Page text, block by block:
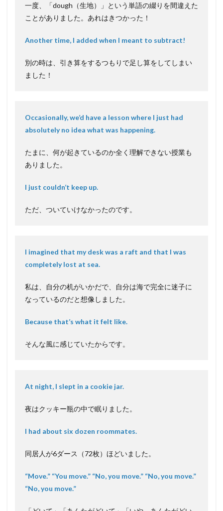
一度、「dough（生地）」という単語の綴りを間違えた
ことがありました。あれはきつかった！
Another time, I added when I meant to subtract!
別の時は、引き算をするつもりで足し算をしてしまい
ました！
Occasionally, we’d have a lesson where I just had
absolutely no idea what was happening.
たまに、何が起きているのか全く理解できない授業も
ありました。
I just couldn’t keep up.
ただ、ついていけなかったのです。
I imagined that my desk was a raft and that I was
completely lost at sea.
私は、自分の机がいかだで、自分は海で完全に迷子に
なっているのだと想像しました。
Because that’s what it felt like.
そんな風に感じていたからです。
At night, I slept in a cookie jar.
夜はクッキー瓶の中で眠りました。
I had about six dozen roommates.
同居人が6ダース（72枚）ほどいました。
“Move.” “You move.” “No, you move.” “No, you move.”
“No, you move.”